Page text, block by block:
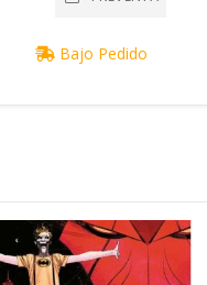
Bajo Pedido